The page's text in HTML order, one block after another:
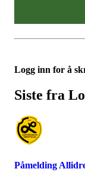
Logg inn for å
Siste fra
Påmelding